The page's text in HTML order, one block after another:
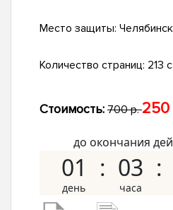
Место защиты: Челябинск
Количество страниц: 213
Стоимость: 700 р.250
до окончания
01 03